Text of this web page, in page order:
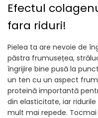
Efectul
fara riduri!
Pielea ta are nevoie de
păstra frumusețea,
îngrijire bine pusă la
un ten cu un aspect
proteină importantă
din elasticitate, iar
mult mai repede.